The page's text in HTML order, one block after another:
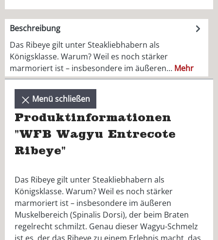
Beschreibung
Das Ribeye gilt unter Steakliebhabern als
Königsklasse. Warum? Weil es noch stärker
marmoriert ist – insbesondere im äußeren… Mehr
Menü schließen
Produktinformationen
"WFB Wagyu Entrecote
Ribeye"
Das Ribeye gilt unter Steakliebhabern als
Königsklasse. Warum? Weil es noch stärker
marmoriert ist – insbesondere im äußeren
Muskelbereich (Spinalis Dorsi), der beim Braten
regelrecht schmilzt. Genau dieser Wagyu-Schmelz